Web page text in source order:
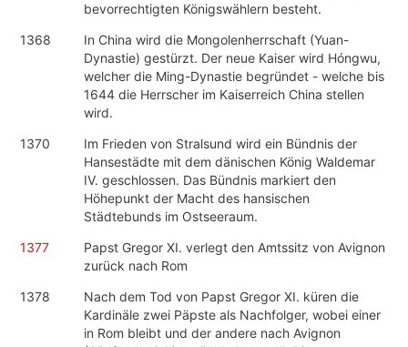
bevorrechtigten Königswählern besteht.
1368
In China wird die Mongolenherrschaft (Yuan-
Dynastie) gestürzt. Der neue Kaiser wird Hóngwu,
welcher die Ming-Dynastie begründet - welche bis
1644 die Herrscher im Kaiserreich China stellen
wird.
1370
Im Frieden von Stralsund wird ein Bündnis der
Hansestädte mit dem dänischen König Waldemar
IV. geschlossen. Das Bündnis markiert den
Höhepunkt der Macht des hansischen
Städtebunds im Ostseeraum.
1377
Papst Gregor XI. verlegt den Amtssitz von Avignon
zurück nach Rom
1378
Nach dem Tod von Papst Gregor XI. küren die
Kardinäle zwei Päpste als Nachfolger, wobei einer
in Rom bleibt und der andere nach Avignon